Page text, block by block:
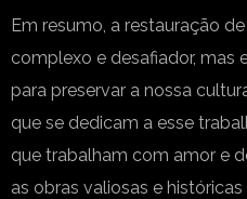
Em resumo, a restauração
complexo e desafiador,
para preservar a nossa
que se dedicam a esse
que trabalham com amor e
as obras valiosas e